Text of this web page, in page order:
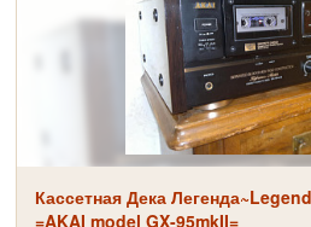
Кассетная Дека
=AKAI model GX-95mkII=